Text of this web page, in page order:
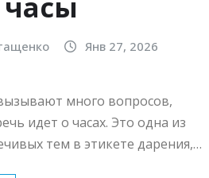
Янв 27, 2026
много вопросов,
идет о часах. Это одна из
тем в этикете дарения,…